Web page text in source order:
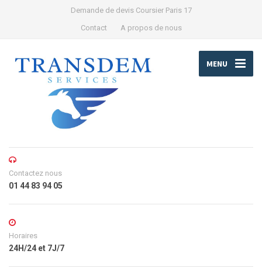
Demande de devis Coursier Paris 17
Contact
A propos de nous
MENU
Contactez nous
01 44 83 94 05
Horaires
24H/24 et 7J/7